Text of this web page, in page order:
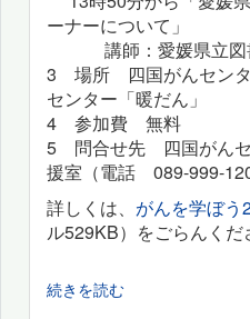
ーナーについて」
講師：愛媛県立図
3 場所 四国がんセン
センター「暖だん」
4 参加費 無料
5 問合せ先 四国がんセ
援室（電話 089-999-
詳しくは、 がんを学ぼう
ル529KB）をごらんくだ
続きを読む